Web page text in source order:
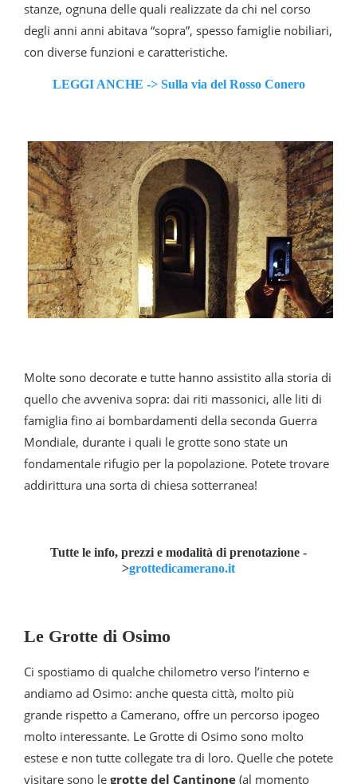
stanze, ognuna delle quali realizzate da chi nel corso
degli anni anni abitava “sopra”, spesso famiglie nobiliari,
con diverse funzioni e caratteristiche.
LEGGI ANCHE -> Sulla via del Rosso Conero
Molte sono decorate e tutte hanno assistito alla storia di
quello che avveniva sopra: dai riti massonici, alle liti di
famiglia fino ai bombardamenti della seconda Guerra
Mondiale, durante i quali le grotte sono state un
fondamentale rifugio per la popolazione. Potete trovare
addirittura una sorta di chiesa sotterranea!
Tutte le info, prezzi e modalità di prenotazione -
>grottedicamerano.it
Le Grotte di Osimo
Ci spostiamo di qualche chilometro verso l’interno e
andiamo ad Osimo: anche questa città, molto più
grande rispetto a Camerano, offre un percorso ipogeo
molto interessante. Le Grotte di Osimo sono molto
estese e non tutte collegate tra di loro. Quelle che potete
visitare sono le grotte del Cantinone (al momento